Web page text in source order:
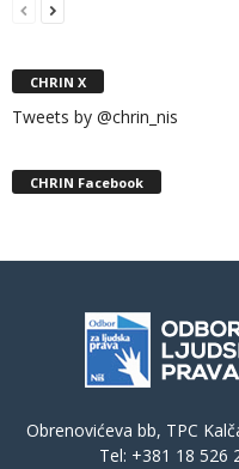
CHRIN X
Tweets by @chrin_nis
CHRIN Facebook
Obrenovićeva bb, TPC
Tel: +381 18 526